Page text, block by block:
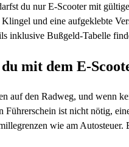
du nur E-Scooter mit
und eine aufgeklebte
inklusive Bußgeld-Tabelle
mit dem E-
auf den Radweg, und wenn
Führerschein ist nicht nötig,
wie am